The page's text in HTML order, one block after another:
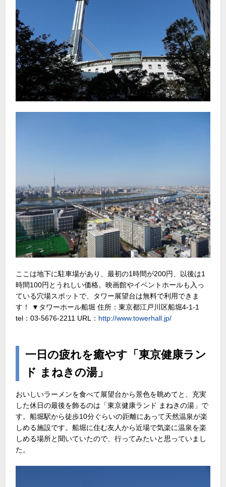
ここは地下に駐車場があり、最初の1時間が200円、以後は1
時間100円とうれしい価格。映画館やイベントホールも入っ
ている穴場スポットで、タワー展望台は無料で利用できま
す！ ▼タワーホール船堀 住所：東京都江戸川区船堀4-1-1
tel：03-5676-2211 URL： http://www.towerhall.jp/
一日の疲れを癒やす「東京健康ラン
ド まねきの湯」
おいしいラーメンを食べて展望台から景色を眺めてと、充実
した休日の最後を飾るのは「東京健康ランド まねきの湯」で
す。船堀駅から徒歩10分ぐらいの距離にあって天然温泉が楽
しめる施設です。船堀に住む友人から近場で気楽に温泉を楽
しめる場所と聞いていたので、行ってみたいと思っていまし
た。